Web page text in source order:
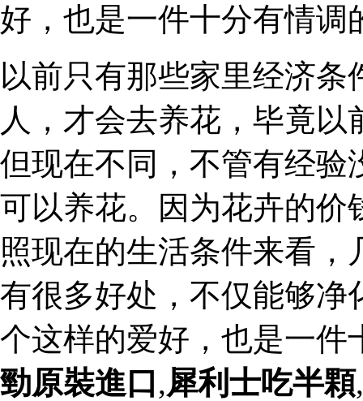
好，也是一件十分有情调
以前只有那些家里经济
人，才会去养花，毕竟
但现在不同，不管有经验
可以养花。因为花卉的价
照现在的生活条件来看
有很多好处，不仅能够净
个这样的爱好，也是一
勁原裝進口,犀利士吃半顆,